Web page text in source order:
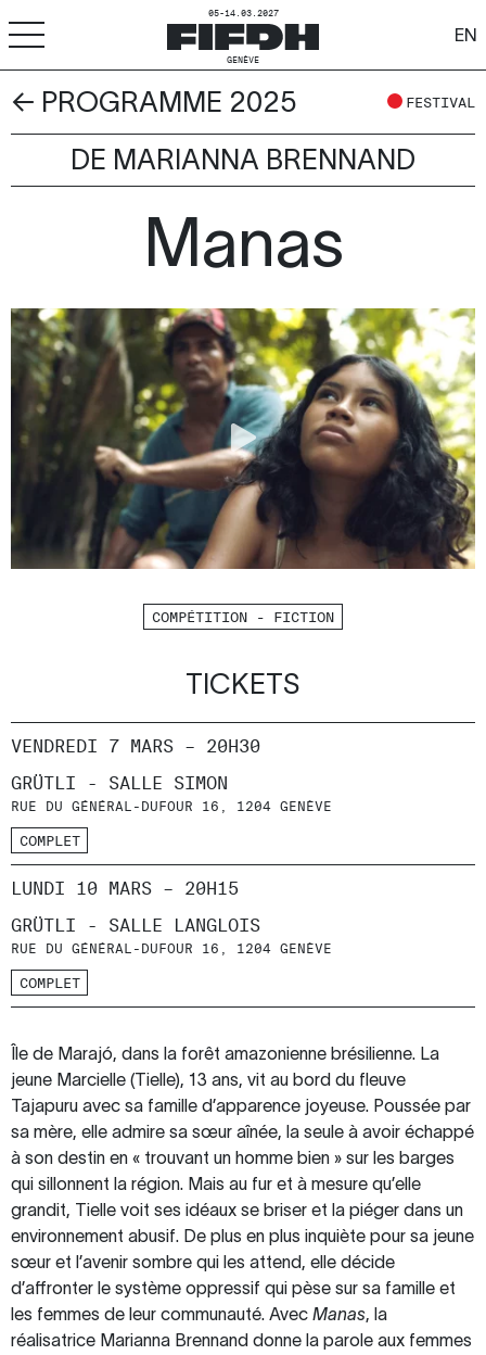
05-14.03.2027
GENÈVE
EN
A A- ACCESSIBILITÉ
Écoles
Ressources & Médias
← PROGRAMME 2025 FESTIVAL
DE MARIANNA BRENNAND
Manas
COMPÉTITION - FICTION
TICKETS
VENDREDI 7 MARS – 20H30
GRÜTLI - SALLE SIMON
RUE DU GÉNÉRAL-DUFOUR 16, 1204 GENÈVE
COMPLET
LUNDI 10 MARS – 20H15
GRÜTLI - SALLE LANGLOIS
RUE DU GÉNÉRAL-DUFOUR 16, 1204 GENÈVE
COMPLET
Île de Marajó, dans la forêt amazonienne brésilienne. La
jeune Marcielle (Tielle), 13 ans, vit au bord du fleuve
Tajapuru avec sa famille d’apparence joyeuse. Poussée par
sa mère, elle admire sa sœur aînée, la seule à avoir échappé
à son destin en « trouvant un homme bien » sur les barges
qui sillonnent la région. Mais au fur et à mesure qu’elle
grandit, Tielle voit ses idéaux se briser et la piéger dans un
environnement abusif. De plus en plus inquiète pour sa jeune
sœur et l’avenir sombre qui les attend, elle décide
d’affronter le système oppressif qui pèse sur sa famille et
les femmes de leur communauté. Avec Manas, la
réalisatrice Marianna Brennand donne la parole aux femmes